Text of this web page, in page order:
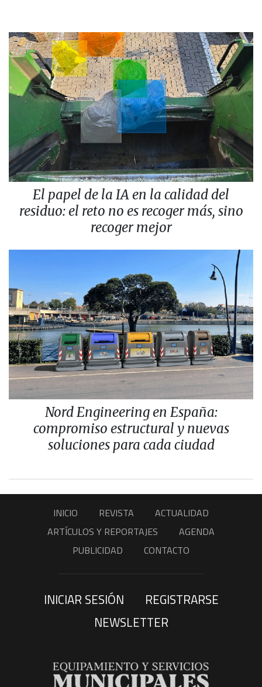
El papel de la IA en la calidad del
residuo: el reto no es recoger más, sino
recoger mejor
Nord Engineering en España:
compromiso estructural y nuevas
soluciones para cada ciudad
INICIO REVISTA
ACTUALIDAD
ARTÍCULOS Y REPORTAJES
AGENDA
PUBLICIDAD
CONTACTO
INICIAR SESIÓN
REGISTRARSE
NEWSLETTER